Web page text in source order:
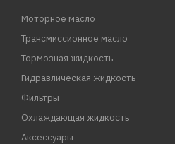
Моторное масло
Трансмиссионное масло
Тормозная жидкость
Гидравлическая жидкость
Фильтры
Охлаждающая жидкость
Аксессуары